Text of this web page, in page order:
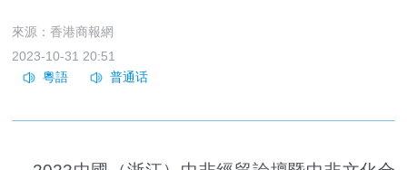
來源：香港商報網
2023-10-31 20:51